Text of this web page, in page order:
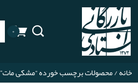
۰
خانه/ محصولات برچسب خورده “مشکی مات”